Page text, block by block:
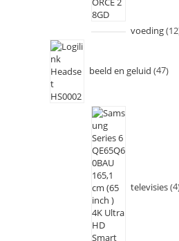
voeding 12
beeld en geluid 47
televisies 4